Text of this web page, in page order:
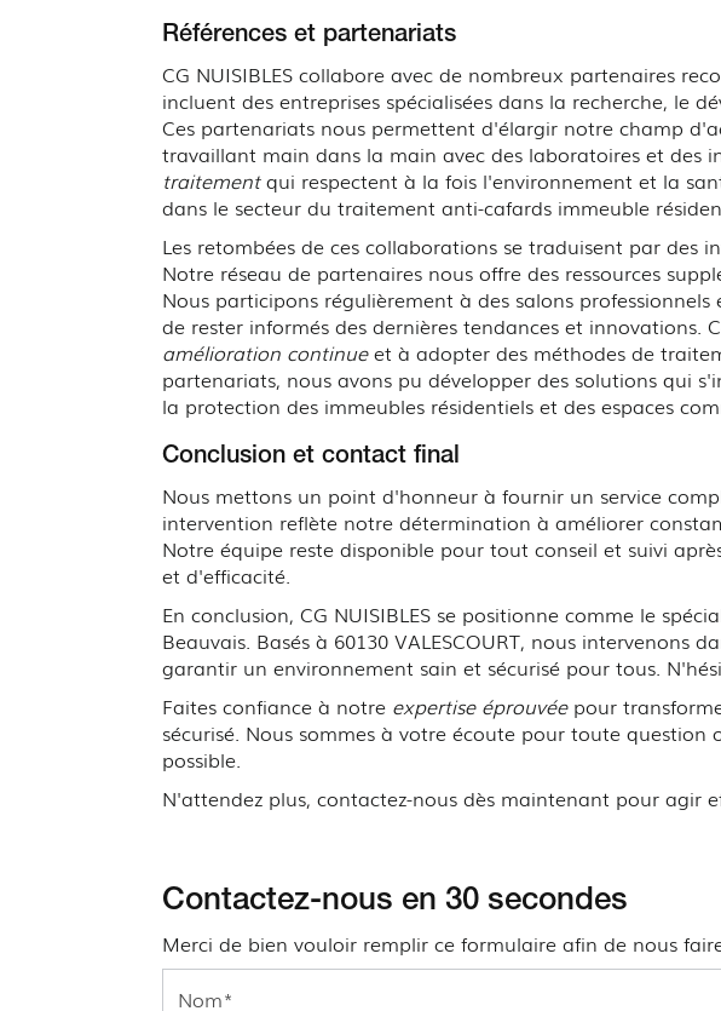
Références et partenariats
CG NUISIBLES collabore avec de nombreux partenaires
incluent des entreprises spécialisées dans la recherche, le
Ces partenariats nous permettent d'élargir notre champ
travaillant main dans la main avec des laboratoires et des
traitementqui respectent à la fois l'environnement et la
dans le secteur du traitement anti-cafards immeuble
Les retombées de ces collaborations se traduisent par
Notre réseau de partenaires nous offre des ressources
Nous participons régulièrement à des salons
de rester informés des dernières tendances et innovations.
amélioration continueet à adopter des méthodes de
partenariats, nous avons pu développer des solutions qui
la protection des immeubles résidentiels et des espaces
Conclusion et contact final
Nous mettons un point d'honneur à fournir un service
intervention reflète notre détermination à améliorer
Notre équipe reste disponible pour tout conseil et suivi
et d'efficacité.
En conclusion, CG NUISIBLES se positionne comme le
Beauvais. Basés à 60130 VALESCOURT, nous intervenons
garantir un environnement sain et sécurisé pour tous.
Faites confiance à notre expertise éprouvéepour
sécurisé. Nous sommes à votre écoute pour toute
possible.
N'attendez plus, contactez-nous dès maintenant pour agir
Contactez-nous en 30 secondes
Merci de bien vouloir remplir ce formulaire afin de nous